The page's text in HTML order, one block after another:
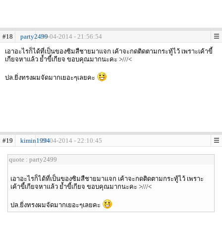
#18 party249920-04-2014 - 21:56:54
เอาอะไรก็ได้ที่เป็นของซิมสืชายมาแจก เค้าจะกดติดตามกระทู้ไว้ เพราะเค้าขี้
เกียจหาแล้ว ย้ำขี้เกียจ ขอบคุณมากนะคะ >///<
ปล.ยิ่งทรงผมจัดมากเยอะๆเลยคะ
#19 kimin199420-04-2014 - 22:10:45
quote : party2499
เอาอะไรก็ได้ที่เป็นของซิมสืชายมาแจก เค้าจะกดติดตามกระทู้ไว้ เพราะ
เค้าขี้เกียจหาแล้ว ย้ำขี้เกียจ ขอบคุณมากนะคะ >///<
ปล.ยิ่งทรงผมจัดมากเยอะๆเลยคะ